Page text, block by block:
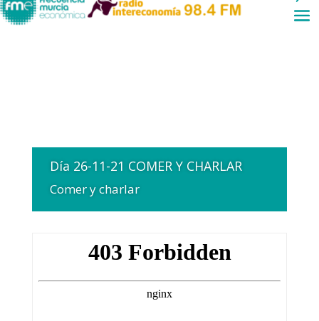
Día 26-11-21 COMER Y CHARLAR
Comer y charlar